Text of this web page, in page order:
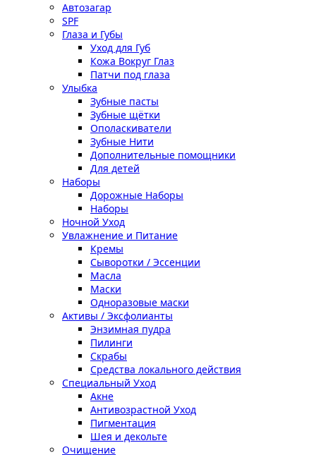
Автозагар
SPF
Глаза и Губы
Уход для Губ
Кожа Вокруг Глаз
Патчи под глаза
Улыбка
Зубные пасты
Зубные щётки
Ополаскиватели
Зубные Нити
Дополнительные помощники
Для детей
Наборы
Дорожные Наборы
Наборы
Ночной Уход
Увлажнение и Питание
Кремы
Сыворотки / Эссенции
Масла
Маски
Одноразовые маски
Активы / Эксфолианты
Энзимная пудра
Пилинги
Скрабы
Средства локального действия
Специальный Уход
Акне
Антивозрастной Уход
Пигментация
Шея и декольте
Очищение